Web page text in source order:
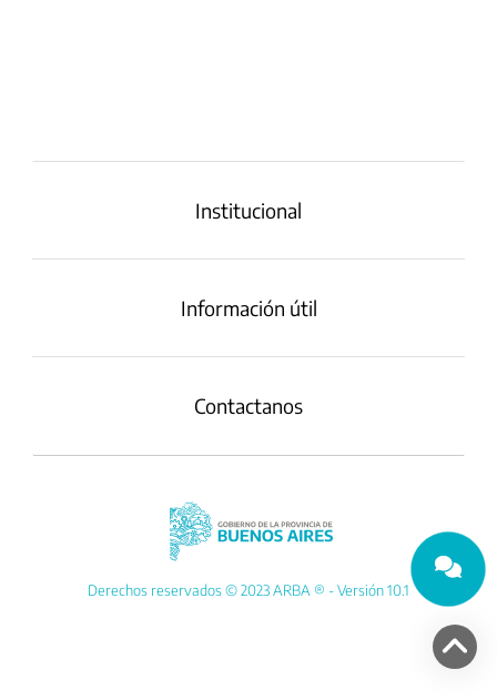
Institucional
Información útil
Contactanos
Derechos reservados © 2023 ARBA ® - Versión 10.1